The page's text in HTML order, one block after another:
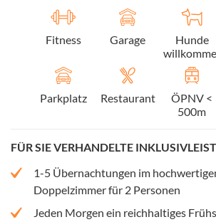
Fitness Garage
Hunde
Parkplatz Restaurant
ÖPNV <
500m
FÜR SIE VERHANDELTE
1-5 Übernachtungen im
Doppelzimmer für 2 Personen
Jeden Morgen ein reichhaltiges